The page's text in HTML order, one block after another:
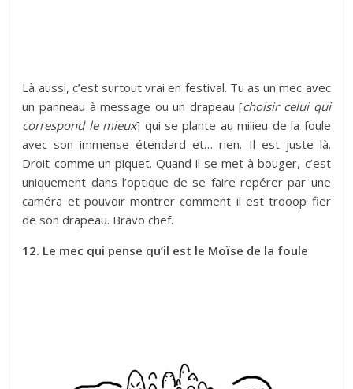
Là aussi, c’est surtout vrai en festival. Tu as un mec avec
un panneau à message ou un drapeau [choisir celui qui
correspond le mieux] qui se plante au milieu de la foule
avec son immense étendard et… rien. Il est juste là.
Droit comme un piquet. Quand il se met à bouger, c’est
uniquement dans l’optique de se faire repérer par une
caméra et pouvoir montrer comment il est trooop fier
de son drapeau. Bravo chef.
12. Le mec qui pense qu’il est le Moïse de la foule